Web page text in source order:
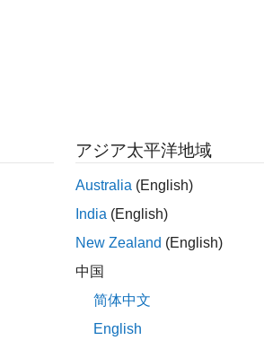
のマクロの定義などの目的で、プリ
的なリンクに従わず、またスコーピン
同等の機能に比べて安全性が低くなり
ル スコープで定義されている場合で
が異なる場合、 constexpr の代わりに
は明確に定義されたスコープ
るため、効率的です。
使用されていない場合は、プリプロ
アジア太平洋地域
Australia (English)
India (English)
New Zealand (English)
中国
简体中文
English